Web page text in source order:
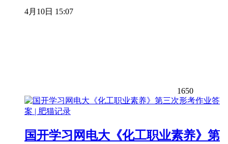
4月10日 15:07
1650
国开学习网电大《化工职业素养》第